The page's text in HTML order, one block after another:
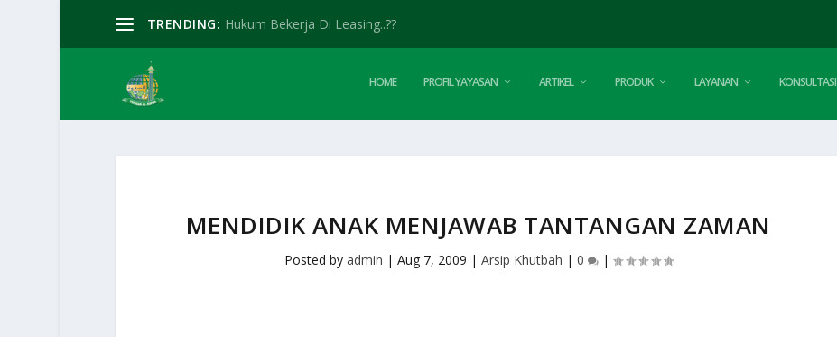
TRENDING: Hukum Bekerja Di Leasing..??
HOME PROFIL YAYASAN ARTIKEL PRODUK LAYANAN KONSULTASI
MENDIDIK ANAK MENJAWAB TANTANGAN ZAMAN
Posted by admin | Aug 7, 2009 | Arsip Khutbah | 0 |